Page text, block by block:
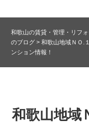
和歌山の賃貸・管理・リフ
のブログ >和歌山地域ＮＯ.
ンション情報！
和歌山地域